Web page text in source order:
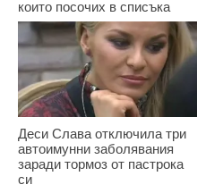
които посочих в списъка
17.12.2024
Деси Слава отключила три
автоимунни заболявания
заради тормоз от пастрока
си